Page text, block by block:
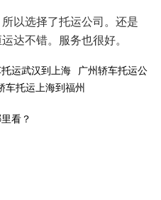
以选择了托运公司。还是
达不错。服务也很好。
运武汉到上海
广州轿车托运公
车托运上海到福州
看？